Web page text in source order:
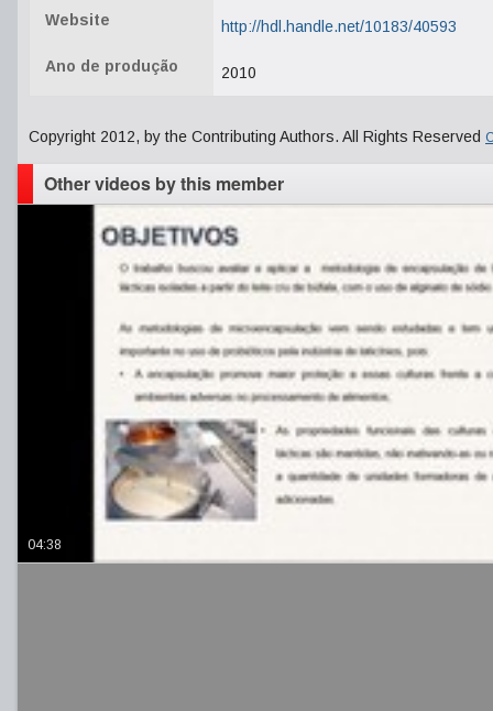
Website http://hdl.handle.net/10183/40593
Ano de produção 2010
Copyright 2012, by the Contributing Authors. All Rights Reserved
Other videos by this member
04:38